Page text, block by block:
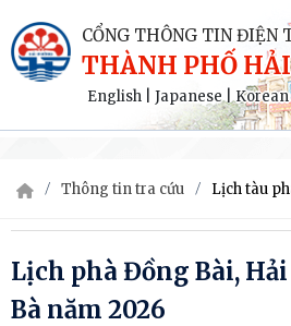
CỔNG THÔNG TIN ĐIỆN
THÀNH PHỐ
English Japanese|Korean
Thông tin tra cứu Lịch tàu
Lịch phà Đồng Bài,
Bà năm 2026